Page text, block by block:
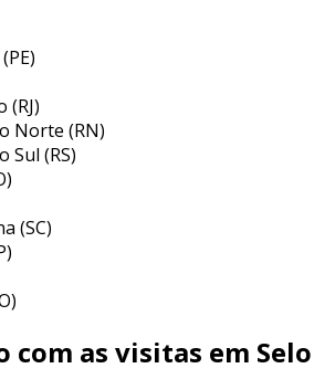
são utilizados em diversas
abrangendo vários
faz com que sejam
há necessidade de vedação
rotativos. os
utilizam esses
envolvem produtos
evitando vazamentos
(RJ)
Norte (RN)
Sul (RS)
(SC)
com as visitas em Selo